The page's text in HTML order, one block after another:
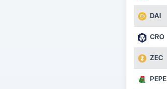
DAI
CRO
ZEC
PEPE